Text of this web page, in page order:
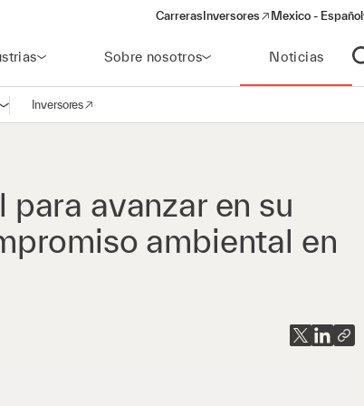
Carreras Inversores
(opens in a new window)
Mexico - Español
Sobre nosotros Noticias
navegación
Inversores
(opens in a new window)
avanzar en su
ambiental en